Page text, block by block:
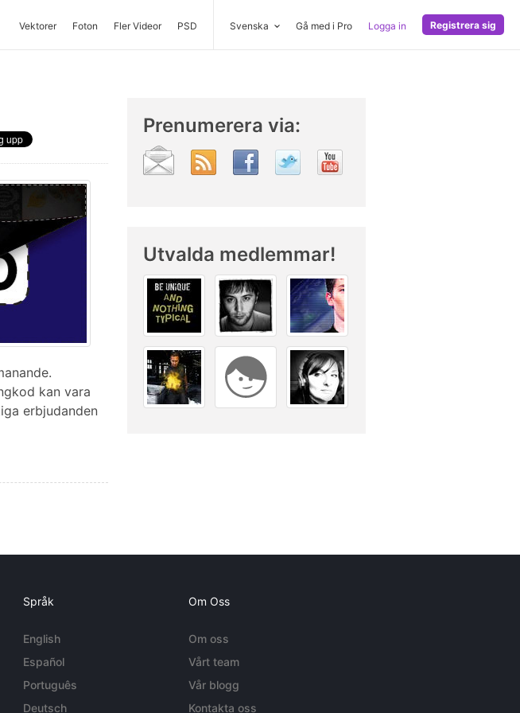
Vektorer Foton Fler Videor PSD Svenska Gå med i Pro Logga in Registrera sig
kan vara
erbjudanden
Prenumerera via:
Utvalda medlemmar!
Språk
English
Español
Português
Deutsch
Om Oss
Om oss
Vårt team
Vår blogg
Kontakta oss